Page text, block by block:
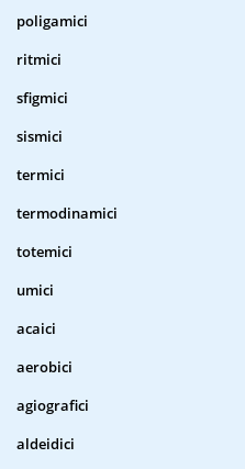
poligamici
ritmici
sfigmici
sismici
termici
termodinamici
totemici
umici
acaici
aerobici
agiografici
aldeidici